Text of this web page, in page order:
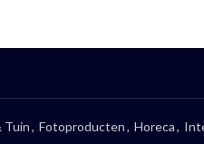
Tuin, Fotoproducten, Horeca,